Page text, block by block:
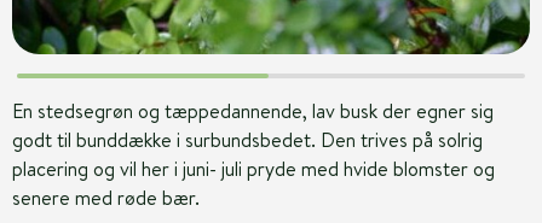
En stedsegrøn og tæppedannende, lav busk der egner sig
godt til bunddække i surbundsbedet. Den trives på solrig
placering og vil her i juni- juli pryde med hvide blomster og
senere med røde bær.